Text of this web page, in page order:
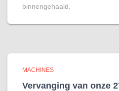
binnengehaald.
MACHINES
Vervanging van onze